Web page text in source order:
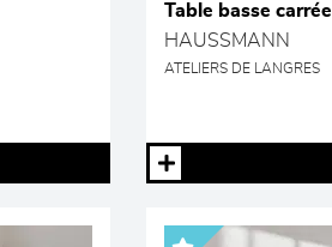
Table basse carrée
HAUSSMANN
ATELIERS DE LANGRES